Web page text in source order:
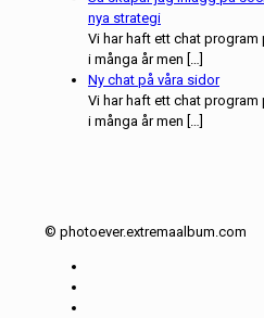
nya strategi
Vi har haft ett chat program
i många år men […]
Ny chat på våra sidor
Vi har haft ett chat program
i många år men […]
© photoever.extremaalbum.com